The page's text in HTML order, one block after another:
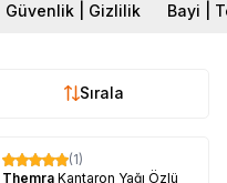
Güvenlik | Gizlilik Bayi |
Sırala
%17
(1)
Themra Kantaron Yağı Özlü